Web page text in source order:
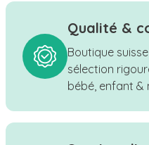
Qualité &
Boutique
sélection
bébé, enfant &